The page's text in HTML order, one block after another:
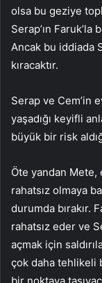
olsa bu geziye
Serap’ın Faruk’la
Ancak bu iddiada
kıracaktır.
Serap ve Cem’in
yaşadığı keyifli
büyük bir risk
Öte yandan Mete,
rahatsız olmaya
durumda bırakır.
rahatsız eder ve
açmak için
çok daha tehlikeli
bir noktaya